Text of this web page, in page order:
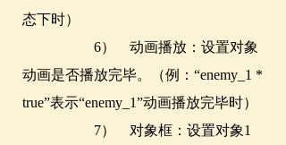
态下时）
6） 动画播放：设置对象
动画是否播放完毕。（例：“enemy_1 *
true”表示“enemy_1”动画播放完毕时）
7） 对象框：设置对象1